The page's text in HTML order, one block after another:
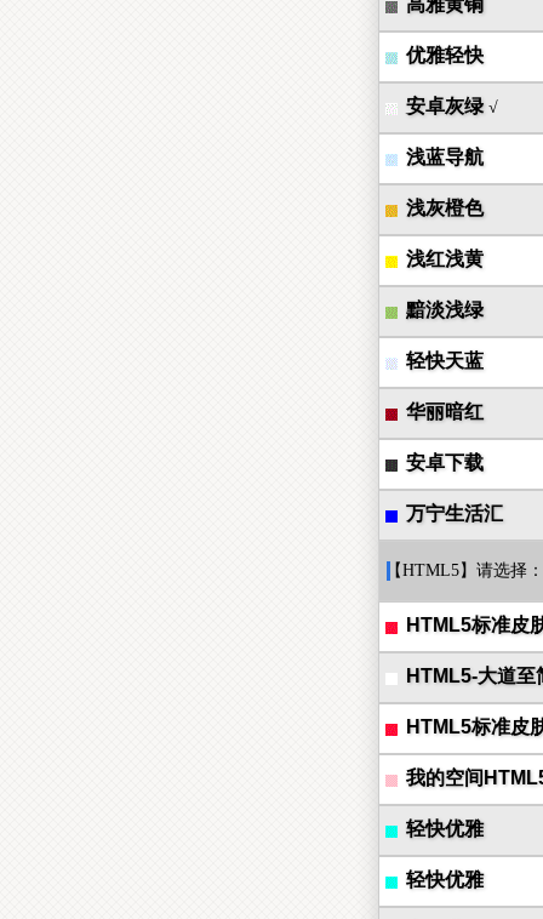
高雅黄铜
优雅轻快
安卓灰绿 √
浅蓝导航
浅灰橙色
浅红浅黄
黯淡浅绿
轻快天蓝
华丽暗红
安卓下载
万宁生活汇
【HTML5】请选择：
HTML5标准皮
HTML5-大道至
HTML5标准皮
我的空间
轻快优雅
轻快优雅